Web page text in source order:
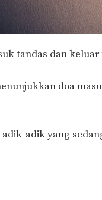
tandas dan keluar
doa
adik yang